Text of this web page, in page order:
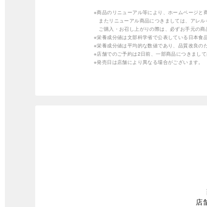
※商品のリニューアル等により、ホームページと
またリニューアル商品につきましては、アレル
ご購入・お召し上がりの際は、必ずお手元の商
※栄養成分値は文部科学省で公表している日本食
※栄養成分値は平均的な数値であり、品質改良の
※店舗でのご予約は2日前、一部商品につきまし
※発売日は店舗により異なる場合がございます。
店